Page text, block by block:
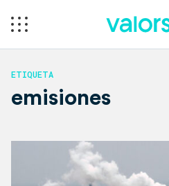
ETIQUETA
emisiones